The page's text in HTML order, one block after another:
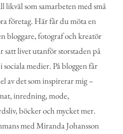
likväl som samarbeten med små
företag. Här får du möta en
bloggare, fotograf och kreatör
satt livet utanför storstaden på
sociala medier. På bloggen får
av det som inspirerar mig –
inredning, mode,
böcker och mycket mer.
med Miranda Johansson